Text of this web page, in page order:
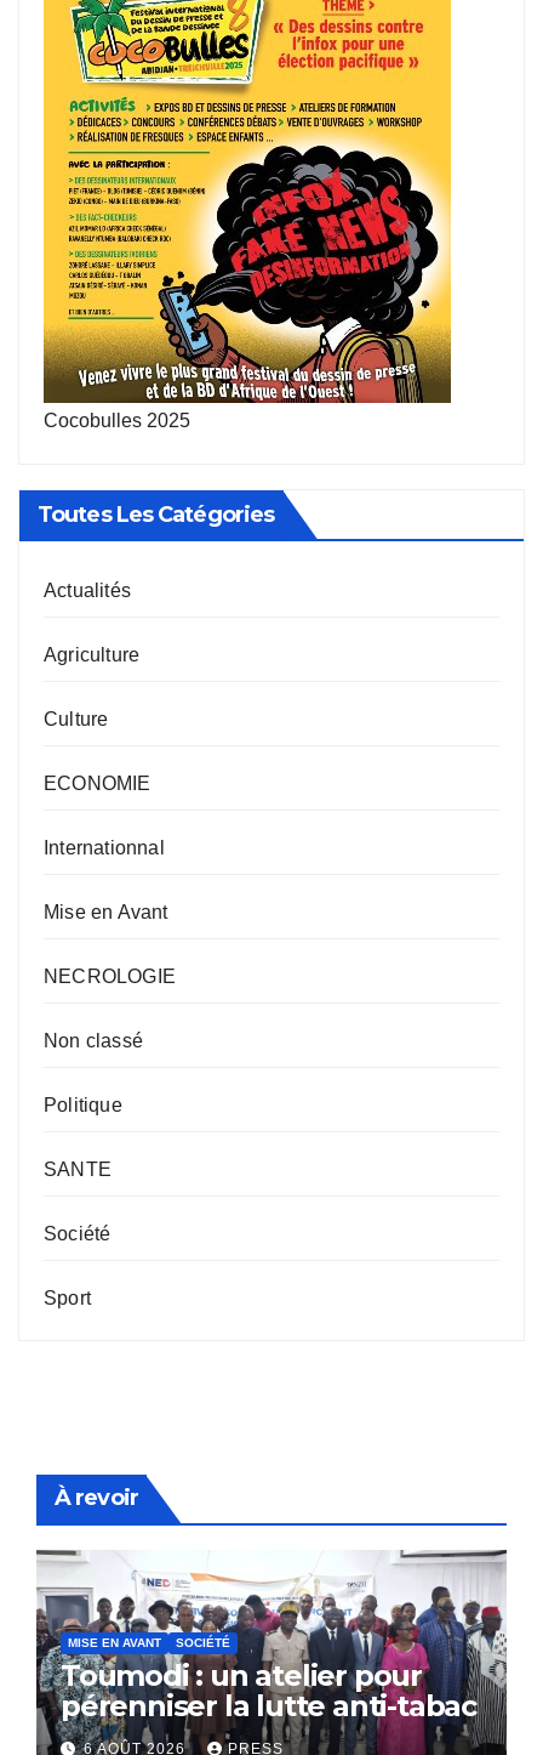
Cocobulles 2025
Toutes Les Catégories
Actualités
Agriculture
Culture
ECONOMIE
Internationnal
Mise en Avant
NECROLOGIE
Non classé
Politique
SANTE
Société
Sport
À revoir
MISE EN AVANT SOCIÉTÉ
Toumodi : un atelier pour
pérenniser la lutte anti-tabac
6 AOÛT 2026 PRESS